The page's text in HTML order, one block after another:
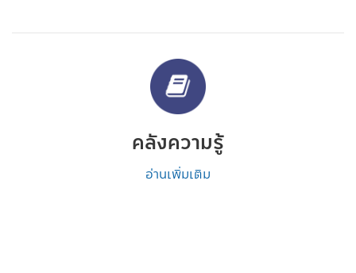
คลังความรู้
อ่านเพิ่มเติม